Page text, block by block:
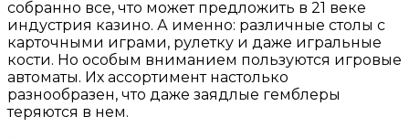
собранно все, что может предложить в 21 веке
индустрия казино. А именно: различные столы с
карточными играми, рулетку и даже игральные
кости. Но особым вниманием пользуются игровые
автоматы. Их ассортимент настолько
разнообразен, что даже заядлые гемблеры
теряются в нем.